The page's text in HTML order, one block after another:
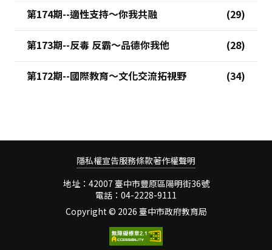
第174期--適性支持～你我共融
第173期--反毒 反霸～品德你我他
第172期--國際教育～文化交流拓視野
隱私權宣告服務條款著作權聲明
地址：42007 臺中市豐原區陽明街36號
電話：04-2228-9111
Copyright © 2026 臺中市政府教育局